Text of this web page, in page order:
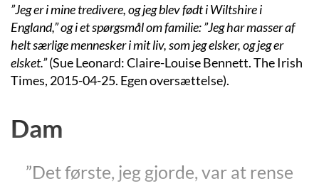
”Jeg er i mine tredivere, og jeg blev født i Wiltshire i
England,” og i et spørgsmål om familie: ”Jeg har masser af
helt særlige mennesker i mit liv, som jeg elsker, og jeg er
elsket.”(Sue Leonard: Claire-Louise Bennett. The Irish
Times, 2015-04-25. Egen oversættelse).
Dam
”Det første, jeg gjorde, var at rense